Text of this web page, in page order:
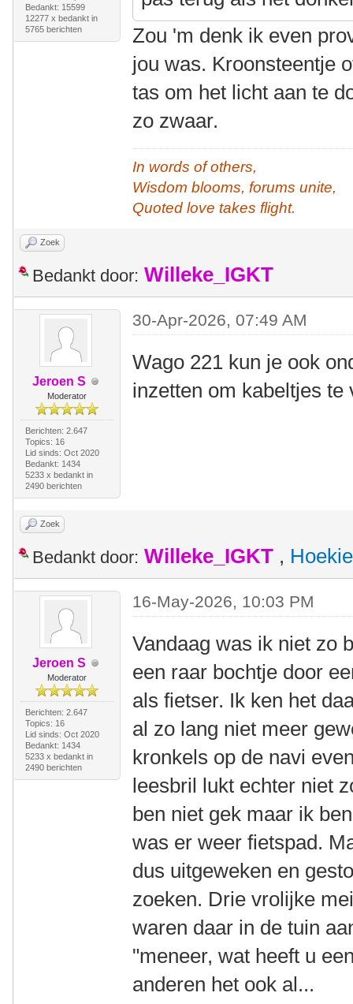
Bedankt: 15599
12277 x bedankt in
5765 berichten
Zou 'm denk ik even
jou was. Kroonsteentje
tas om het licht aan te
zo zwaar.
In words of others,
Wisdom blooms, forums unite,
Quoted love takes flight.
Zoek
Bedankt door: Willeke_IGKT
Jeroen S
Moderator
Berichten: 2.647
Topics: 16
Lid sinds: Oct 2020
Bedankt: 1434
5233 x bedankt in
2490 berichten
30-Apr-2026, 07:49 AM
Wago 221 kun je ook
inzetten om kabeltjes te
Zoek
Bedankt door: Willeke_IGKT , Hoekie
Jeroen S
Moderator
Berichten: 2.647
Topics: 16
Lid sinds: Oct 2020
Bedankt: 1434
5233 x bedankt in
2490 berichten
16-May-2026, 10:03 PM
Vandaag was ik niet zo
een raar bochtje door
als fietser. Ik ken het
al zo lang niet meer
kronkels op de navi
leesbril lukt echter niet
ben niet gek maar ik
was er weer fietspad.
dus uitgeweken en
zoeken. Drie vrolijke
waren daar in de tuin
"meneer, wat heeft u
anderen het ook al...